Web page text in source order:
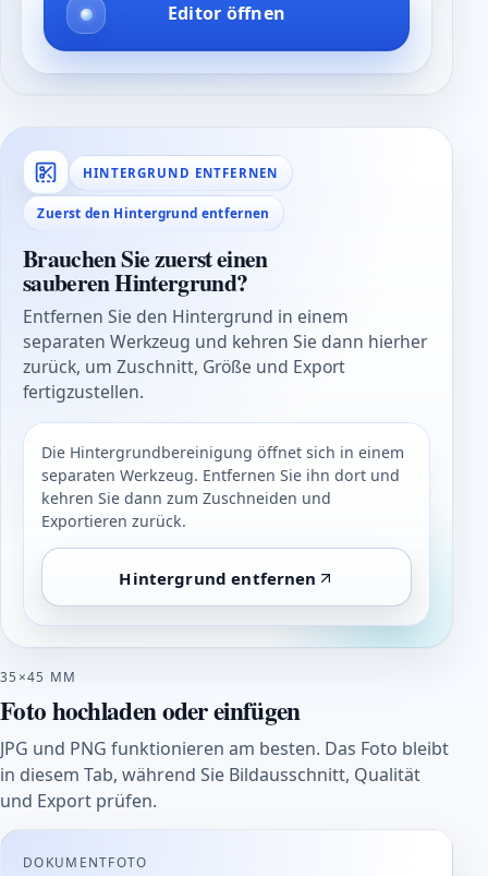
Editor öffnen
HINTERGRUND ENTFERNEN
Zuerst den Hintergrund entfernen
Brauchen Sie zuerst einen
sauberen Hintergrund?
Entfernen Sie den Hintergrund in einem
separaten Werkzeug und kehren Sie dann hierher
zurück, um Zuschnitt, Größe und Export
fertigzustellen.
Die Hintergrundbereinigung öffnet sich in einem
separaten Werkzeug. Entfernen Sie ihn dort und
kehren Sie dann zum Zuschneiden und
Exportieren zurück.
Hintergrund entfernen
35×45 MM
Foto hochladen oder einfügen
JPG und PNG funktionieren am besten. Das Foto bleibt
in diesem Tab, während Sie Bildausschnitt, Qualität
und Export prüfen.
DOKUMENTFOTO